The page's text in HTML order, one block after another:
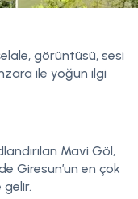
görüntüsü, sesi
ile yoğun ilgi
Mavi Göl,
Giresun’un en çok